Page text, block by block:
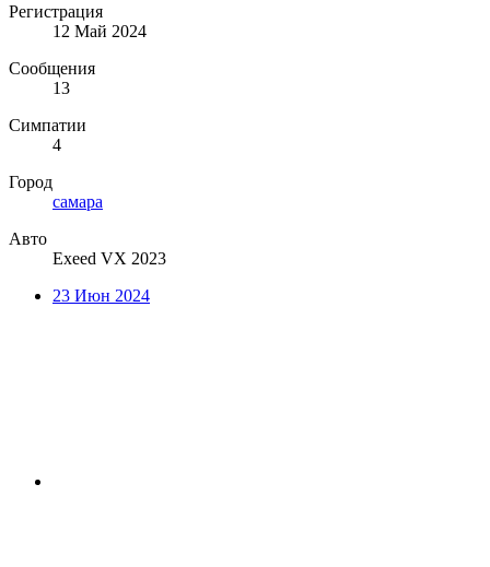
Регистрация
12 Май 2024
Сообщения
13
Симпатии
4
Город
самара
Авто
Exeed VX 2023
23 Июн 2024